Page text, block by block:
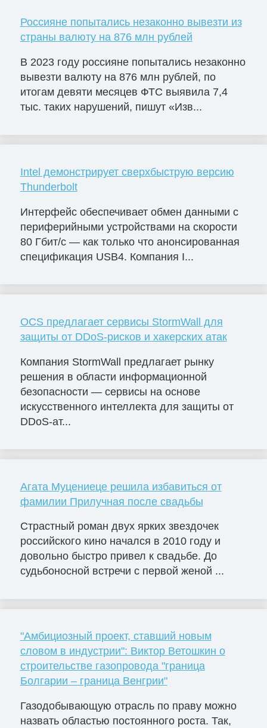
Россияне попытались незаконно вывезти из
страны валюту на 876 млн рублей
В 2023 году россияне попытались незаконно
вывезти валюту на 876 млн рублей, по
итогам девяти месяцев ФТС выявила 7,4
тыс. таких нарушений, пишут «Изв...
Intel демонстрирует сверхбыструю версию
Thunderbolt
Интерфейс обеспечивает обмен данными с
периферийными устройствами на скорости
80 Гбит/с — как только что анонсированная
спецификация USB4. Компания I...
OCS предлагает сервисы StormWall для
защиты от DDoS-рисков и хакерских атак
Компания StormWall предлагает рынку
решения в области информационной
безопасности — сервисы на основе
искусственного интеллекта для защиты от
DDoS-ат...
Агата Муцениеце решила избавиться от
фамилии Прилучная после свадьбы
Страстный роман двух ярких звездочек
российского кино начался в 2010 году и
довольно быстро привел к свадьбе. До
судьбоносной встречи с первой женой ...
"Амбициозный проект, ставший новым
словом в индустрии": Виктор Ветошкин о
строительстве газопровода "граница
Болгарии – граница Венгрии"
Газодобывающую отрасль по праву можно
назвать областью постоянного роста. Так,